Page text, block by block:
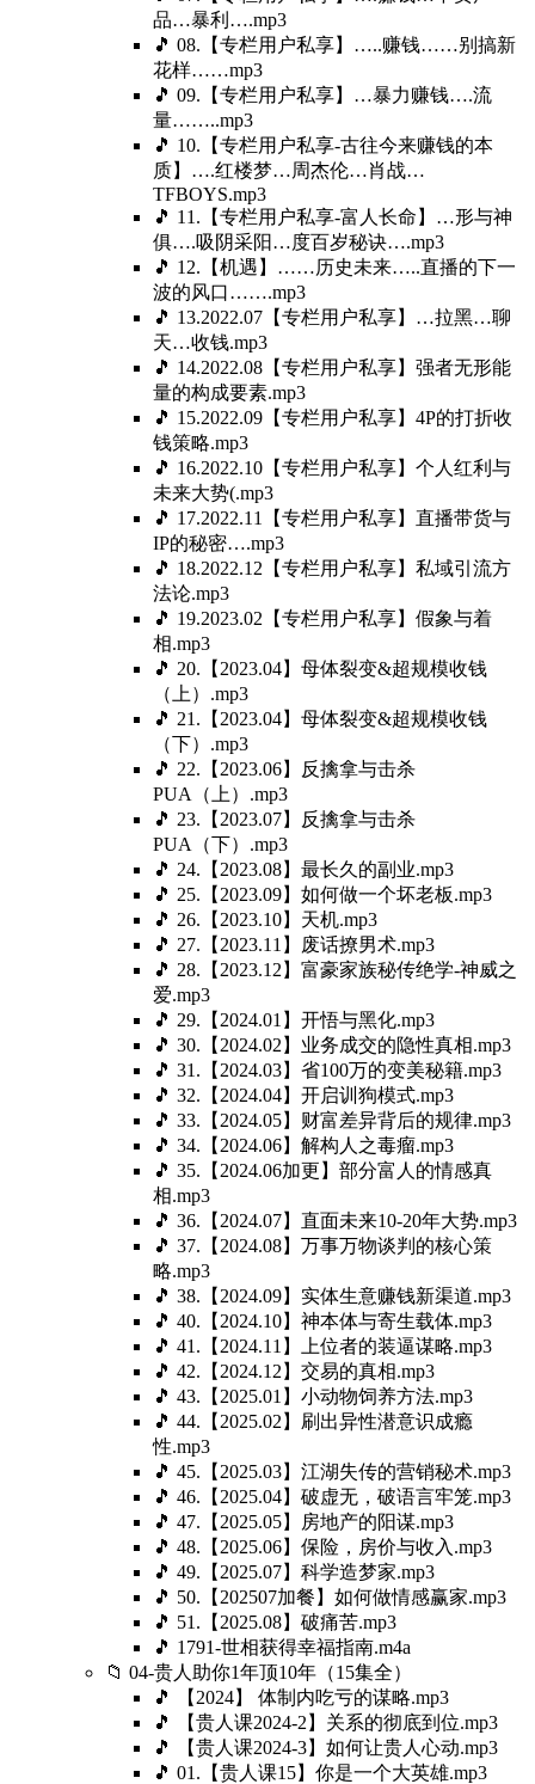
品…暴利….mp3
🎵 08.【专栏用户私享】…..赚钱……别搞新
花样……mp3
🎵 09.【专栏用户私享】…暴力赚钱….流
量……..mp3
🎵 10.【专栏用户私享-古往今来赚钱的本
质】….红楼梦…周杰伦…肖战…
TFBOYS.mp3
🎵 11.【专栏用户私享-富人长命】…形与神
俱….吸阴采阳…度百岁秘诀….mp3
🎵 12.【机遇】……历史未来…..直播的下一
波的风口…….mp3
🎵 13.2022.07【专栏用户私享】…拉黑…聊
天…收钱.mp3
🎵 14.2022.08【专栏用户私享】强者无形能
量的构成要素.mp3
🎵 15.2022.09【专栏用户私享】4P的打折收
钱策略.mp3
🎵 16.2022.10【专栏用户私享】个人红利与
未来大势(.mp3
🎵 17.2022.11【专栏用户私享】直播带货与
IP的秘密….mp3
🎵 18.2022.12【专栏用户私享】私域引流方
法论.mp3
🎵 19.2023.02【专栏用户私享】假象与着
相.mp3
🎵 20.【2023.04】母体裂变&超规模收钱
（上）.mp3
🎵 21.【2023.04】母体裂变&超规模收钱
（下）.mp3
🎵 22.【2023.06】反擒拿与击杀
PUA（上）.mp3
🎵 23.【2023.07】反擒拿与击杀
PUA（下）.mp3
🎵 24.【2023.08】最长久的副业.mp3
🎵 25.【2023.09】如何做一个坏老板.mp3
🎵 26.【2023.10】天机.mp3
🎵 27.【2023.11】废话撩男术.mp3
🎵 28.【2023.12】富豪家族秘传绝学-神威之
爱.mp3
🎵 29.【2024.01】开悟与黑化.mp3
🎵 30.【2024.02】业务成交的隐性真相.mp3
🎵 31.【2024.03】省100万的变美秘籍.mp3
🎵 32.【2024.04】开启训狗模式.mp3
🎵 33.【2024.05】财富差异背后的规律.mp3
🎵 34.【2024.06】解构人之毒瘤.mp3
🎵 35.【2024.06加更】部分富人的情感真
相.mp3
🎵 36.【2024.07】直面未来10-20年大势.mp3
🎵 37.【2024.08】万事万物谈判的核心策
略.mp3
🎵 38.【2024.09】实体生意赚钱新渠道.mp3
🎵 40.【2024.10】神本体与寄生载体.mp3
🎵 41.【2024.11】上位者的装逼谋略.mp3
🎵 42.【2024.12】交易的真相.mp3
🎵 43.【2025.01】小动物饲养方法.mp3
🎵 44.【2025.02】刷出异性潜意识成瘾
性.mp3
🎵 45.【2025.03】江湖失传的营销秘术.mp3
🎵 46.【2025.04】破虚无，破语言牢笼.mp3
🎵 47.【2025.05】房地产的阳谋.mp3
🎵 48.【2025.06】保险，房价与收入.mp3
🎵 49.【2025.07】科学造梦家.mp3
🎵 50.【202507加餐】如何做情感赢家.mp3
🎵 51.【2025.08】破痛苦.mp3
🎵 1791-世相获得幸福指南.m4a
📁 04-贵人助你1年顶10年（15集全）
🎵 【2024】 体制内吃亏的谋略.mp3
🎵 【贵人课2024-2】关系的彻底到位.mp3
🎵 【贵人课2024-3】如何让贵人心动.mp3
🎵 01.【贵人课15】你是一个大英雄.mp3